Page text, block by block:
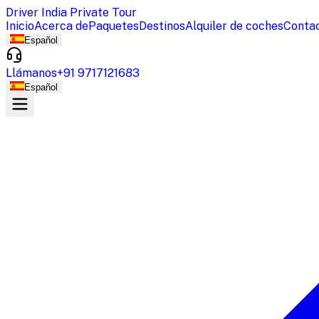
Driver India Private Tour
InicioAcerca dePaquetesDestinosAlquiler de coches
Español
Llámanos+91 9717121683
Español